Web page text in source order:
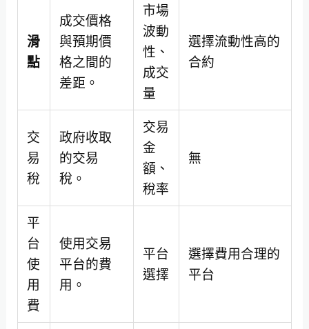
滑
點
成交價格
與預期價
格之間的
差距。
市場
波動
性、
成交
量
選擇流動性高的
合約
交
易
稅
政府收取
的交易
稅。
交易
金
額、
稅率
無
平
台
使
用
費
使用交易
平台的費
用。
平台
選擇
選擇費用合理的
平台